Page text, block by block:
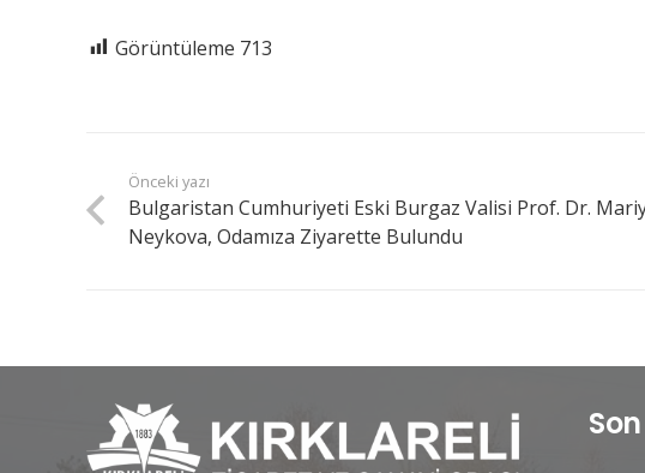
Görüntüleme 713
Önceki yazı
Bulgaristan Cumhuriyeti Eski Burgaz Valisi Prof. Dr.
Neykova, Odamıza Ziyarette Bulundu